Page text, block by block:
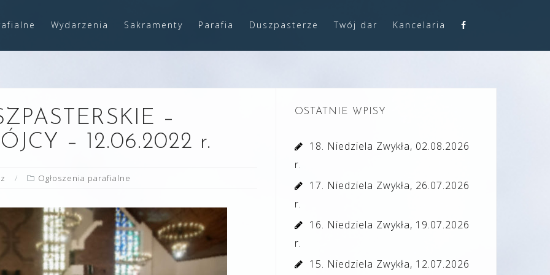
Wydarzenia Sakramenty Parafia Duszpasterze Twój dar Kancelaria
–
– 12.06.2022 r.
Ogłoszenia parafialne
OSTATNIE WPISY
18. Niedziela Zwykła, 02.08.2026
r.
17. Niedziela Zwykła, 26.07.2026
r.
16. Niedziela Zwykła, 19.07.2026
r.
15. Niedziela Zwykła, 12.07.2026